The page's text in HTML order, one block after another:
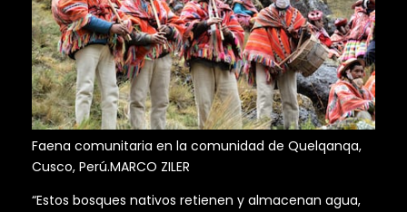
Faena comunitaria en la comunidad de Quelqanqa,
Cusco, Perú.MARCO ZILER
“Estos bosques nativos retienen y almacenan agua,